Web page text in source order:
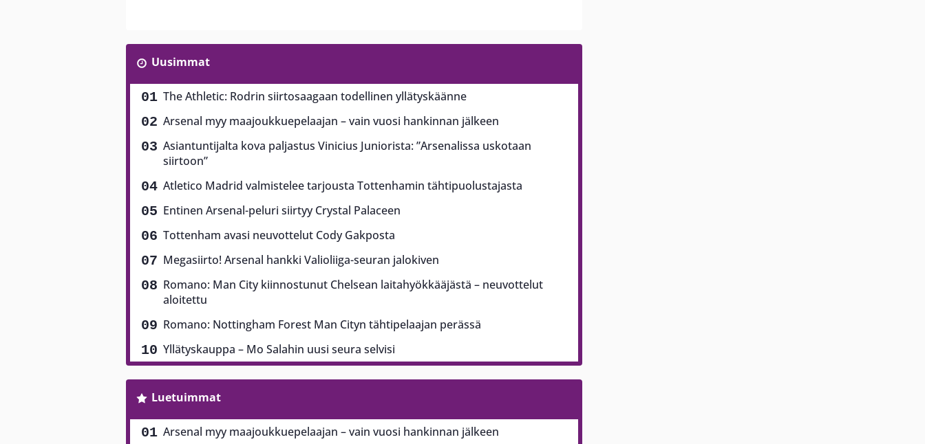
Uusimmat
The Athletic: Rodrin siirtosaagaan todellinen yllätyskäänne
Arsenal myy maajoukkuepelaajan – vain vuosi hankinnan jälkeen
Asiantuntijalta kova paljastus Vinicius Juniorista: ”Arsenalissa uskotaan
siirtoon”
Atletico Madrid valmistelee tarjousta Tottenhamin tähtipuolustajasta
Entinen Arsenal-peluri siirtyy Crystal Palaceen
Tottenham avasi neuvottelut Cody Gakposta
Megasiirto! Arsenal hankki Valioliiga-seuran jalokiven
Romano: Man City kiinnostunut Chelsean laitahyökkääjästä – neuvottelut
aloitettu
Romano: Nottingham Forest Man Cityn tähtipelaajan perässä
Yllätyskauppa – Mo Salahin uusi seura selvisi
Luetuimmat
Arsenal myy maajoukkuepelaajan – vain vuosi hankinnan jälkeen